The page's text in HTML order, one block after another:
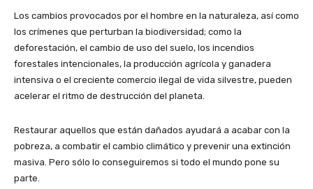
Los cambios provocados por el hombre en la naturaleza, así como
los crímenes que perturban la biodiversidad; como la
deforestación, el cambio de uso del suelo, los incendios
forestales intencionales, la producción agrícola y ganadera
intensiva o el creciente comercio ilegal de vida silvestre, pueden
acelerar el ritmo de destrucción del planeta.
Restaurar aquellos que están dañados ayudará a acabar con la
pobreza, a combatir el cambio climático y prevenir una extinción
masiva. Pero sólo lo conseguiremos si todo el mundo pone su
parte.